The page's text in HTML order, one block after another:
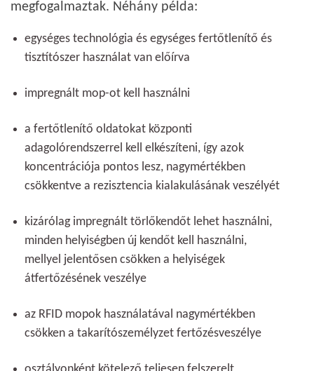
megfogalmaztak. Néhány példa:
egységes technológia és egységes fertőtlenítő és
tisztítószer használat van előírva
impregnált mop-ot kell használni
a fertőtlenítő oldatokat központi
adagolórendszerrel kell elkészíteni, így azok
koncentrációja pontos lesz, nagymértékben
csökkentve a rezisztencia kialakulásának veszélyét
kizárólag impregnált törlőkendőt lehet használni,
minden helyiségben új kendőt kell használni,
mellyel jelentősen csökken a helyiségek
átfertőzésének veszélye
az RFID mopok használatával nagymértékben
csökken a takarítószemélyzet fertőzésveszélye